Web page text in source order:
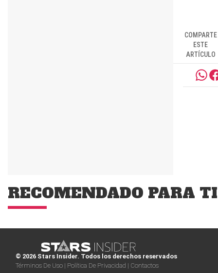
COMPARTE
ESTE
ARTÍCULO
RECOMENDADO PARA TI
© 2026 Stars Insider. Todos los derechos reservados
Términos De Uso | Política De Privacidad | Contactos